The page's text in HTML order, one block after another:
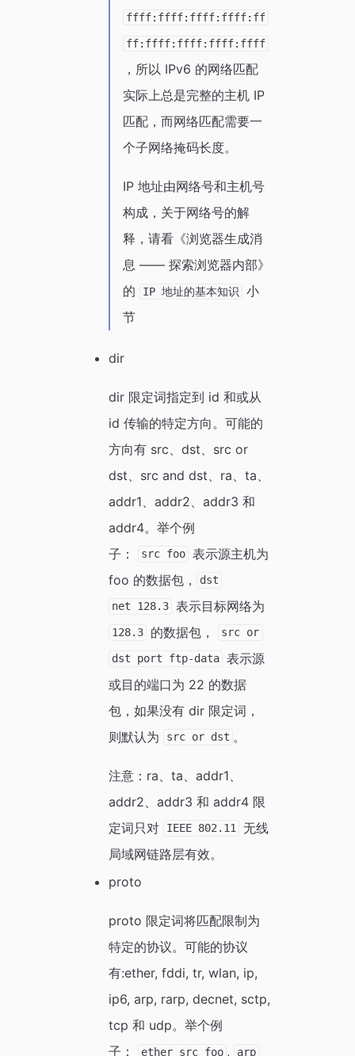
ffff:ffff:ffff:ffff:ff
ff:ffff:ffff:ffff:ffff
，所以 IPv6 的网络匹配
实际上总是完整的主机 IP
匹配，而网络匹配需要一
个子网络掩码长度。
IP 地址由网络号和主机号
构成，关于网络号的解
释，请看《浏览器生成消
息 —— 探索浏览器内部》
的
IP 地址的基本知识
小
节
dir
dir 限定词指定到 id 和或从
id 传输的特定方向。可能的
方向有 src、dst、src or
dst、src and dst、ra、ta、
addr1、addr2、addr3 和
addr4。举个例
子：
src foo 表示源主机为
foo 的数据包，
dst
net 128.3 表示目标网络为
128.3 的数据包， src or
dst port ftp-data 表示源
或目的端口为 22 的数据
包，如果没有 dir 限定词，
则默认为
src or dst 。
注意：ra、ta、addr1、
addr2、addr3 和 addr4 限
定词只对
IEEE 802.11 无线
局域网链路层有效。
proto
proto 限定词将匹配限制为
特定的协议。可能的协议
有:ether, fddi, tr, wlan, ip,
ip6, arp, rarp, decnet, sctp,
tcp 和 udp。举个例
子：
ether src foo , arp